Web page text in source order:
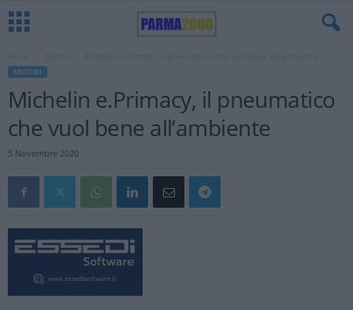
MOTORI
Michelin e.Primacy, il pneumatico
che vuol bene all’ambiente
5 Novembre 2020